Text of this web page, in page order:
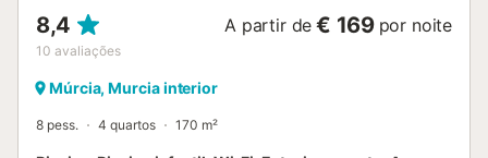
8,4
10 avaliações
A partir de € 169 por noite
Múrcia, Murcia interior
8 pess. 4 quartos 170 m²